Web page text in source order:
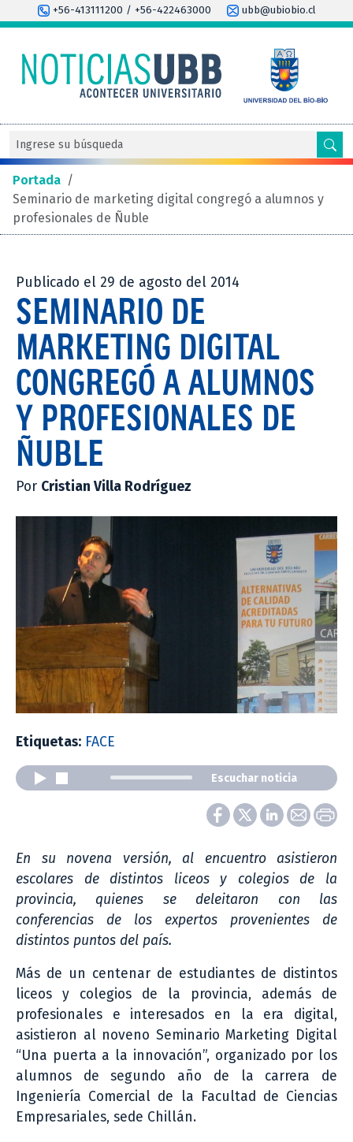
+56-413111200 / +56-422463000 ubb@ubiobio.cl
Portada /
Seminario de marketing digital congregó a alumnos y
profesionales de Ñuble
Publicado el 29 de agosto del 2014
SEMINARIO DE
MARKETING DIGITAL
CONGREGÓ A ALUMNOS
Y PROFESIONALES DE
ÑUBLE
Por Cristian Villa Rodríguez
Etiquetas: FACE
Escuchar noticia
En su novena versión, al encuentro asistieron
escolares de distintos liceos y colegios de la
provincia, quienes se deleitaron con las
conferencias de los expertos provenientes de
distintos puntos del país.
Más de un centenar de estudiantes de distintos
liceos y colegios de la provincia, además de
profesionales e interesados en la era digital,
asistieron al noveno Seminario Marketing Digital
“Una puerta a la innovación”, organizado por los
alumnos de segundo año de la carrera de
Ingeniería Comercial de la Facultad de Ciencias
Empresariales, sede Chillán.